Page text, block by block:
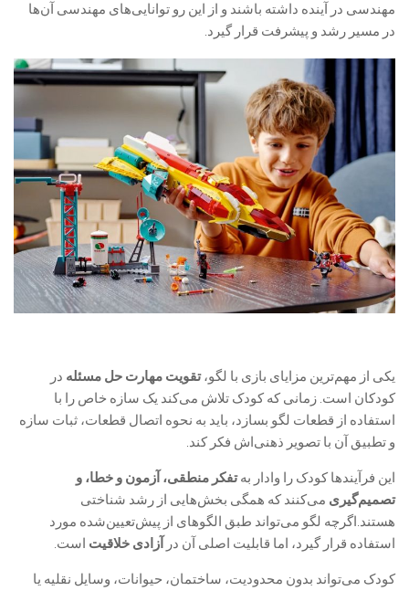
مهندسی در آینده داشته باشند و از این رو توانایی‌های مهندسی آن‌ها
در مسیر رشد و پیشرفت قرار گیرد.
یکی از مهم‌ترین مزایای بازی با لگو،تقویت مهارت حل مسئله در
کودکان است. زمانی که کودک تلاش می‌کند یک سازه خاص را با
استفاده از قطعات لگو بسازد، باید به نحوه اتصال قطعات، ثبات سازه
و تطبیق آن با تصویر ذهنی‌اش فکر کند.
این فرآیندها کودک را وادار بهتفکر منطقی، آزمون و خطا، و
تصمیم‌گیری می‌کنند که همگی بخش‌هایی از رشد شناختی
هستند.اگرچه لگو می‌تواند طبق الگوهای از پیش‌تعیین‌شده مورد
استفاده قرار گیرد، اما قابلیت اصلی آن در
آزادی خلاقیت است.
کودک می‌تواند بدون محدودیت، ساختمان، حیوانات، وسایل نقلیه یا